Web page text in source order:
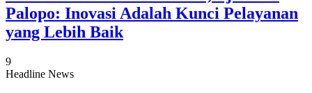
Palopo: Inovasi Adalah Kunci Pelayanan
yang Lebih Baik
9
Headline News